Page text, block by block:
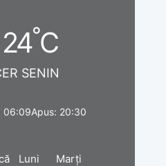
24°C
SENIN
06:09Apus: 20:30
Luni Marți